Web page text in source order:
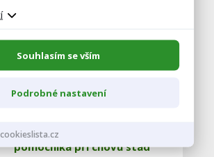
30.7. 2026 |Aktuality
www.agropress.cz
výstavou ukazuje psa jako
pomocníka při chovu stád
Souhlasím se vším
Podrobné nastavení